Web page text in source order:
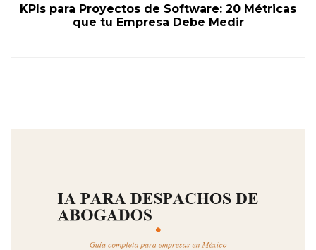
KPIs para Proyectos de Software: 20 Métricas
que tu Empresa Debe Medir